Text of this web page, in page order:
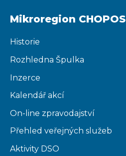
Mikroregion CHOPOS
Historie
Rozhledna Špulka
Inzerce
Kalendář akcí
On-line zpravodajství
Přehled veřejných služeb
Aktivity DSO